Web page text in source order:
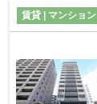
賃貸 | マンション